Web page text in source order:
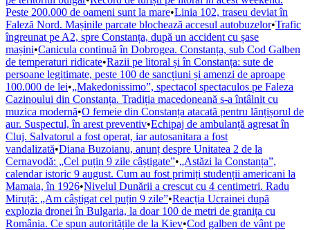
Peste 200.000 de oameni sunt la mare•Linia 102, traseu deviat în
Faleză Nord. Mașinile parcate blochează accesul autobuzelor•Trafic
îngreunat pe A2, spre Constanța, după un accident cu șase
mașini•Canicula continuă în Dobrogea. Constanța, sub Cod Galben
de temperaturi ridicate•Razii pe litoral și în Constanța: sute de
persoane legitimate, peste 100 de sancțiuni și amenzi de aproape
100.000 de lei•„Makedonissimo”, spectacol spectaculos pe Faleza
Cazinoului din Constanța. Tradiția macedoneană s-a întâlnit cu
muzica modernă•O femeie din Constanța atacată pentru lănțișorul de
aur. Suspectul, în arest preventiv•Echipaj de ambulanță agresat în
Cluj. Salvatorul a fost operat, iar autosanitara a fost
vandalizată•Diana Buzoianu, anunț despre Unitatea 2 de la
Cernavodă: „Cel puțin 9 zile câștigate”•„Astăzi la Constanța”,
calendar istoric 9 august. Cum au fost primiți studenții americani la
Mamaia, în 1926•Nivelul Dunării a crescut cu 4 centimetri. Radu
Miruță: „Am câștigat cel puțin 9 zile”•Reacția Ucrainei după
explozia dronei în Bulgaria, la doar 100 de metri de granița cu
România. Ce spun autoritățile de la Kiev•Cod galben de vânt pe